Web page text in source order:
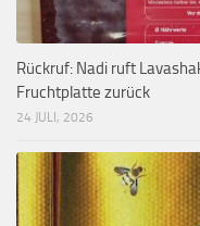
Rückruf: Nadi ruft
Fruchtplatte zurück
24 JULI, 2026